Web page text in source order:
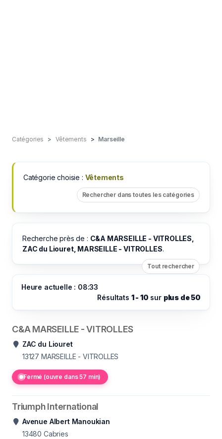
Catégories Vêtements Marseille
Catégorie choisie : Vêtements
Rechercher dans toutes les catégories
Recherche près de : C&A MARSEILLE - VITROLLES,
ZAC du Liouret, MARSEILLE - VITROLLES.
Tout rechercher
Heure actuelle : 08:33
Résultats 1 - 10 sur plus de 50
C&A MARSEILLE - VITROLLES
ZAC du Liouret
13127 MARSEILLE - VITROLLES
Fermé (ouvre dans 57 min)
Triumph International
Avenue Albert Manoukian
13480 Cabries